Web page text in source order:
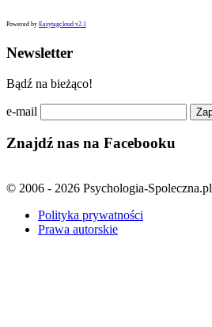
Powered by Easytagcloud v2.1
Newsletter
Bądź na bieżąco!
e-mail
Znajdź nas na Facebooku
© 2006 - 2026 Psychologia-Spoleczna.pl
Polityka prywatności
Prawa autorskie